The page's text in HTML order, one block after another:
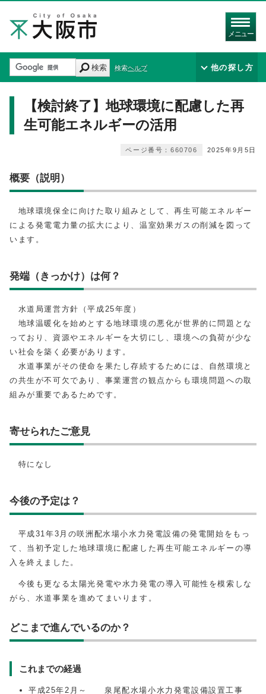
メニュー
検索 検索ヘルプ 他の探し方
【検討終了】地球環境に配慮した再
生可能エネルギーの活用
2025年9月5日
ページ番号：660706
概要（説明）
地球環境保全に向けた取り組みとして、再生可能エネルギー
による発電電力量の拡大により、温室効果ガスの削減を図って
います。
発端（きっかけ）は何？
水道局運営方針（平成25年度）
地球温暖化を始めとする地球環境の悪化が世界的に問題とな
っており、資源やエネルギーを大切にし、環境への負荷が少な
い社会を築く必要があります。
水道事業がその使命を果たし存続するためには、自然環境と
の共生が不可欠であり、事業運営の観点からも環境問題への取
組みが重要であるためです。
寄せられたご意見
特になし
今後の予定は？
平成31年3月の咲洲配水場小水力発電設備の発電開始をもっ
て、当初予定した地球環境に配慮した再生可能エネルギーの導
入を終えました。
今後も更なる太陽光発電や水力発電の導入可能性を模索しな
がら、水道事業を進めてまいります。
どこまで進んでいるのか？
これまでの経過
平成25年2月～ 泉尾配水場小水力発電設備設置工事